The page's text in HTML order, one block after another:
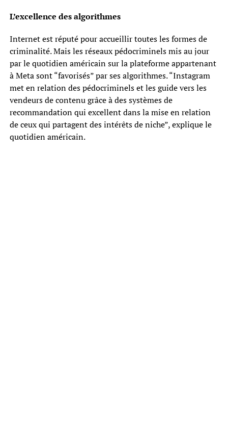
L’excellence des algorithmes
Internet est réputé pour accueillir toutes les formes de
criminalité. Mais les réseaux pédocriminels mis au jour
par le quotidien américain sur la plateforme appartenant
à Meta sont “favorisés” par ses algorithmes. “Instagram
met en relation des pédocriminels et les guide vers les
vendeurs de contenu grâce à des systèmes de
recommandation qui excellent dans la mise en relation
de ceux qui partagent des intérêts de niche”, explique le
quotidien américain.